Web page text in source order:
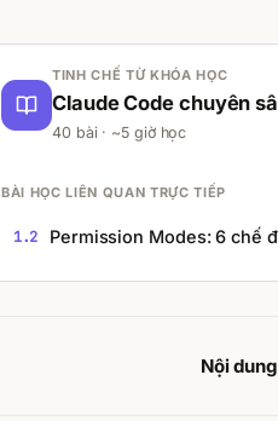
TINH CHẾ TỪ KHÓA HỌC
Claude Code chuyên
40 bài · ~5 giờ học
BÀI HỌC LIÊN QUAN TRỰC TIẾP
1.2 Permission Modes: 6 chế
Nội